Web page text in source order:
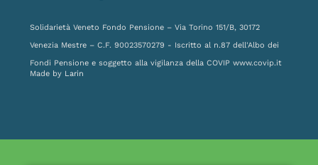
Solidarietà Veneto Fondo Pensione – Via Torino 151/B, 30172
Venezia Mestre – C.F. 90023570279 - Iscritto al n.87 dell'Albo dei
Fondi Pensione e soggetto alla vigilanza della COVIP www.covip.it
Made by Larin